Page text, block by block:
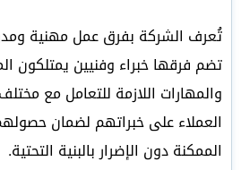
تُعرف الشركة بفرق عمل مهنية
تضم فرقها خبراء وفنيين يمتلكون
والمهارات اللازمة للتعامل مع
العملاء على خبراتهم لضمان
الممكنة دون الإضرار بالبنية التحتية.